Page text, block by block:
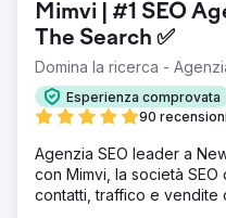
Mimvi | #1 SEO
The Search ✅
Domina la ricerca -
Esperienza comprovata
90 recensioni
Agenzia SEO leader a
con Mimvi, la società
contatti, traffico e vendite